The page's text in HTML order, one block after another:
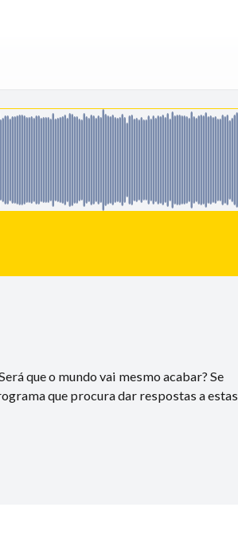
que o mundo vai mesmo acabar? Se
que procura dar respostas a estas